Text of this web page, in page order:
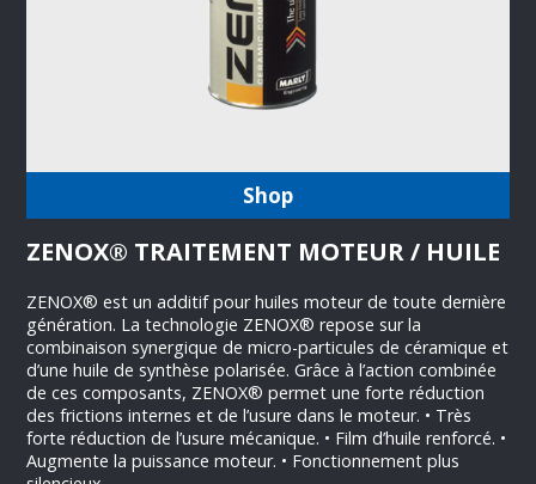
Shop
ZENOX® TRAITEMENT MOTEUR / HUILE
ZENOX® est un additif pour huiles moteur de toute dernière
génération. La technologie ZENOX® repose sur la
combinaison synergique de micro-particules de céramique et
d’une huile de synthèse polarisée. Grâce à l’action combinée
de ces composants, ZENOX® permet une forte réduction
des frictions internes et de l’usure dans le moteur. • Très
forte réduction de l’usure mécanique. • Film d’huile renforcé. •
Augmente la puissance moteur. • Fonctionnement plus